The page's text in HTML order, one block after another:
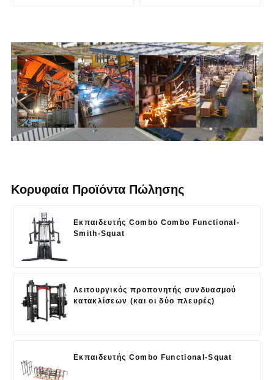
Κορυφαία Προϊόντα Πώλησης
Εκπαιδευτής Combo Combo Functional-
Smith-Squat
Λειτουργικός προπονητής συνδυασμού
κατακλίσεων (και οι δύο πλευρές)
Εκπαιδευτής Combo Functional-Squat